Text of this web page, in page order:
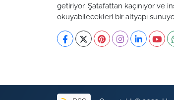
getiriyor. Şatafattan kaçınıyor ve
okuyabilecekleri bir altyapı